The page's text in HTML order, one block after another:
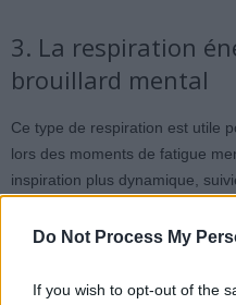
Do Not Process My
If you wish to opt-out of the
3. La respiration
brouillard mental
Ce type de respiration est utile
lors des moments de fatigue
inspiration plus dynamique,